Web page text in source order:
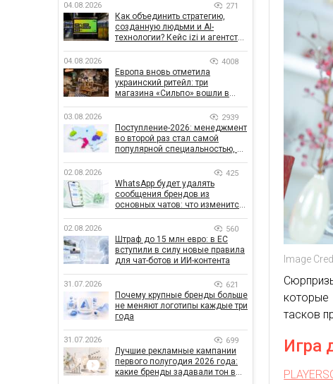
Image
которые
тасков
Игра
04.08.2026 271
Как объединить стратегию,
созданную людьми и AI-
технологии? Кейс izi и агентства
04.08.2026 4008
Европа вновь отметила
украинский ритейл: три
магазина «Сильпо» вошли в
03.08.2026 2939
Поступление-2026: менеджмент
во второй раз стал самой
популярной специальностью, а
рекордным за последние 5 лет
02.08.2026 425
WhatsApp будет удалять
сообщения брендов из
основных чатов: что изменится
02.08.2026 560
Штраф до 15 млн евро: в ЕС
вступили в силу новые правила
для чат-ботов и ИИ-контента
31.07.2026 621
Почему крупные бренды больше
не меняют логотипы каждые три
года
31.07.2026 699
Лучшие рекламные кампании
первого полугодия 2026 года:
какие бренды задавали тон в